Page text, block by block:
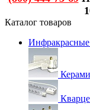
Каталог товаров
Инфракрасные